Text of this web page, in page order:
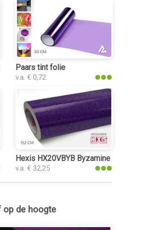
Grey Phantom 3016 folie
Paars tint folie
v.a. € 0,72
Hexis HX20VBYB Byzamine Violet Gloss
v.a. € 32,25
op de hoogte